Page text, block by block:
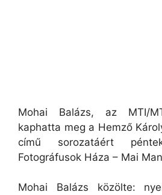
Mohai Balázs, az MTI/
kaphatta meg a Hemző
című sorozatáért
Fotográfusok Háza – Mai
Mohai Balázs közölte: